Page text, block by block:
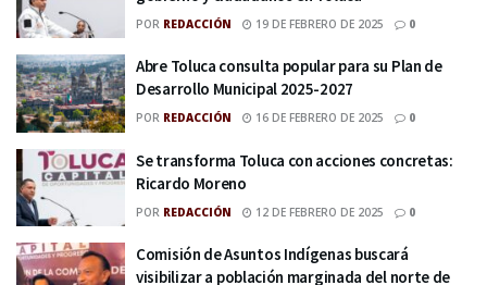
POR REDACCIÓN 19 DE FEBRERO DE 2025 0
Abre Toluca consulta popular para su Plan de
Desarrollo Municipal 2025-2027
POR REDACCIÓN 16 DE FEBRERO DE 2025 0
Se transforma Toluca con acciones concretas:
Ricardo Moreno
POR REDACCIÓN 12 DE FEBRERO DE 2025 0
Comisión de Asuntos Indígenas buscará
visibilizar a población marginada del norte de